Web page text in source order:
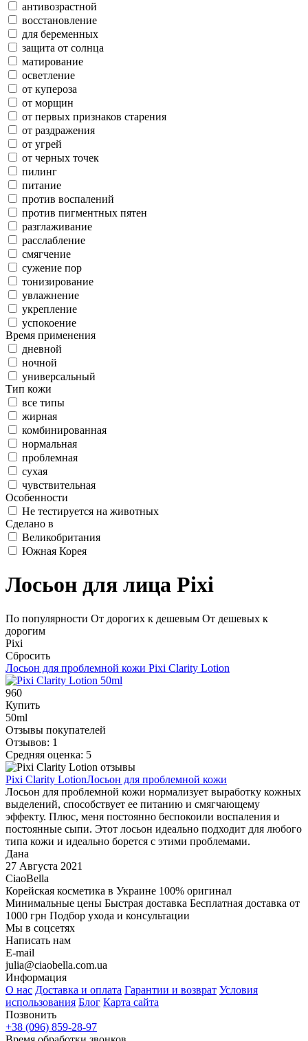
антивозрастной
восстановление
для беременных
защита от солнца
матирование
осветление
от купероза
от морщин
от первых признаков старения
от раздражения
от угрей
от черных точек
пилинг
питание
против воспалений
против пигментных пятен
разглаживание
расслабление
смягчение
сужение пор
тонизирование
увлажнение
укрепление
успокоение
Время применения
дневной
ночной
универсальный
Тип кожи
все типы
жирная
комбинированная
нормальная
проблемная
сухая
чувствительная
Особенности
Не тестируется на животных
Сделано в
Великобритания
Южная Корея
Лосьон для лица Pixi
По популярности От дорогих к дешевым От дешевых к
дорогим
Pixi
Сбросить
Лосьон для проблемной кожи Pixi Clarity Lotion
960
Купить
50ml
Отзывы покупателей
Отзывов: 1
Средняя оценка: 5
Pixi Clarity LotionЛосьон для проблемной кожи
Лосьон для проблемной кожи нормализует выработку кожных
выделений, способствует ее питанию и смягчающему
эффекту. Плюс, меня постоянно беспокоили воспаления и
постоянные сыпи. Этот лосьон идеально подходит для любого
типа кожи и идеально борется с этими проблемами.
Дана
27 Августа 2021
CiaoBella
Корейская косметика в Украине 100% оригинал
Минимальные цены Быстрая доставка Бесплатная доставка от
1000 грн Подбор ухода и консультации
Мы в соцсетях
Написать нам
E-mail
julia@ciaobella.com.ua
Информация
О нас Доставка и оплата Гарантии и возврат Условия
использования Блог Карта сайта
Позвонить
+38 (096) 859-28-97